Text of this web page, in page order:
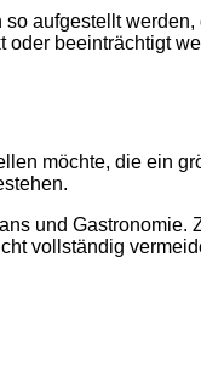
aufgestellt
oder beeinträchtigt
möchte, die ein
und
vollständig